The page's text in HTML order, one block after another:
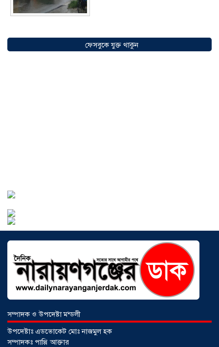
অগ্রযাত্রায় নতুন অধ্যায়, উদ্বোধন হলো ‘শিফা
মোহাম্মদিয়া ফিশারিজ’
০৫ আগস্ট ২০২৬
ফেসবুকে যুক্ত থাকুন
সম্পাদক ও উপদেষ্টা মন্ডলী
উপদেষ্টাঃ এডভোকেট মোঃ নাজমুল হক
সম্পাদকঃ পাপ্পি আক্তার